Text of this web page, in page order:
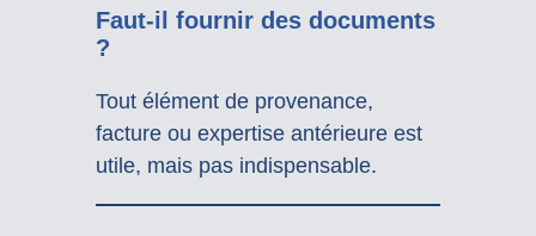
Faut-il fournir des documents
?
Tout élément de provenance,
facture ou expertise antérieure est
utile, mais pas indispensable.